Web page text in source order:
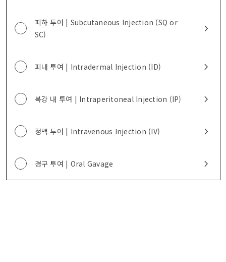
TO
피하 투여 | Subcutaneous Injection (SQ or
SC)
피내 투여 | Intradermal Injection (ID)
복강 내 투여 | Intraperitoneal Injection (IP)
정맥 투여 | Intravenous Injection (IV)
경구 투여 | Oral Gavage